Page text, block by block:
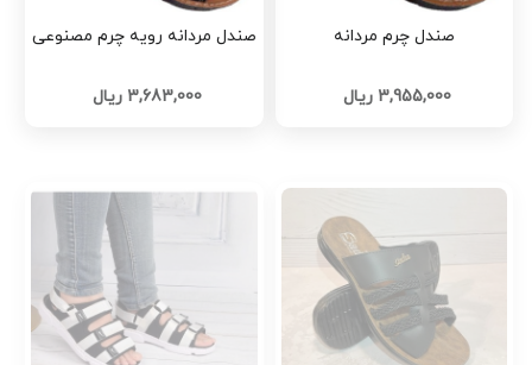
صندل چرم مردانه
3,955,000 ریال
صندل مردانه رویه چرم مصنوعی
3,683,000 ریال